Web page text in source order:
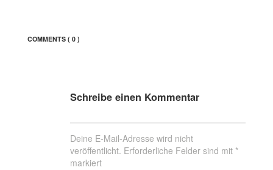
COMMENTS( 0 )
Schreibe einen Kommentar
Deine E-Mail-Adresse wird nicht
veröffentlicht. Erforderliche Felder sind mit*
markiert